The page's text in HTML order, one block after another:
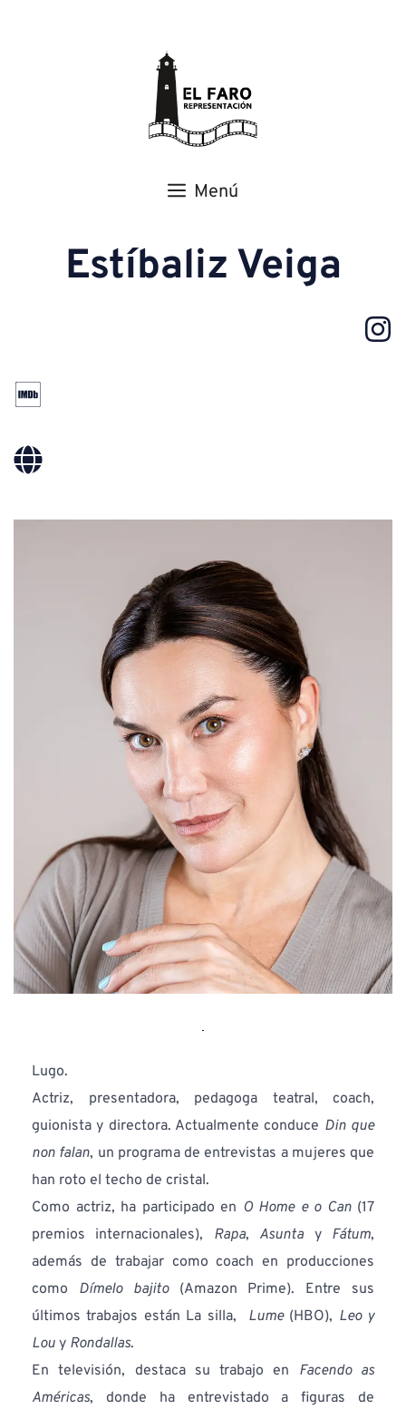
Menú
Estíbaliz Veiga
Lugo.
Actriz, presentadora, pedagoga teatral, coach,
guionista y directora. Actualmente conduce Din que
non falan, un programa de entrevistas a mujeres que
han roto el techo de cristal.
Como actriz, ha participado en O Home e o Can (17
premios internacionales), Rapa, Asunta y Fátum,
además de trabajar como coach en producciones
como Dímelo bajito (Amazon Prime). Entre sus
últimos trabajos están La silla, Lume (HBO), Leo y
Lou y Rondallas.
En televisión, destaca su trabajo en Facendo as
Américas, donde ha entrevistado a figuras de